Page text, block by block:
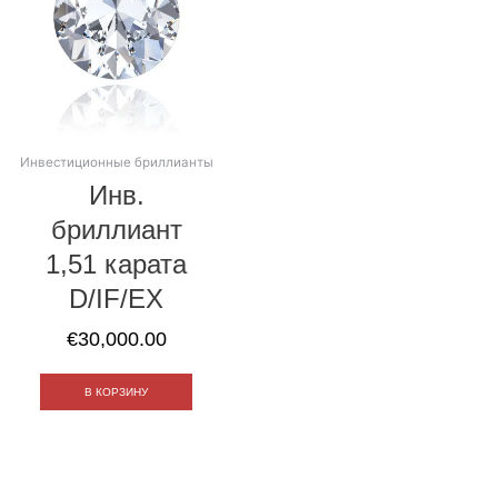
Инвестиционные бриллианты
Инв.
бриллиант
1,51 карата
D/IF/EX
€30,000.00
В КОРЗИНУ